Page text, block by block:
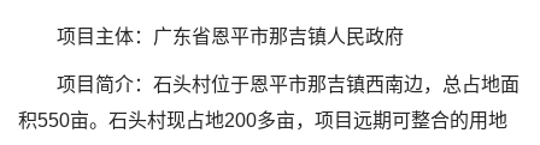
项目主体：广东省恩平市那吉镇人民政府
项目简介：石头村位于恩平市那吉镇西南边，总占地面
积550亩。石头村现占地200多亩，项目远期可整合的用地